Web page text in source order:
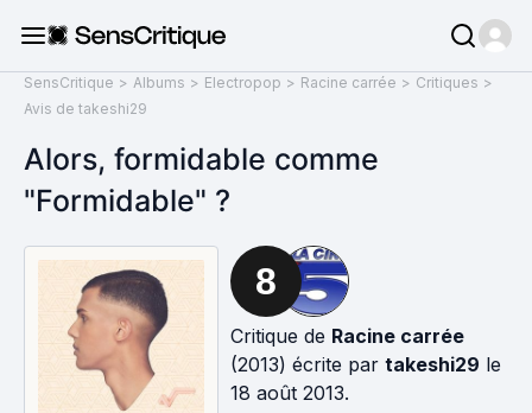
SensCritique > Albums > Electropop > Racine carrée > Critiques >
Avis de takeshi29
Alors, formidable comme
"Formidable" ?
8
Critique de Racine carrée
(2013) écrite par takeshi29 le
18 août 2013.